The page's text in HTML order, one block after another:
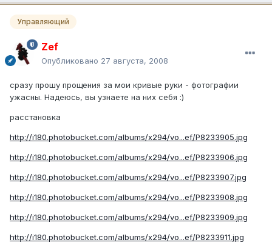
Управляющий
Zef
Опубликовано 27 августа, 2008
сразу прошу прощения за мои кривые руки - фотографии
ужасны. Надеюсь, вы узнаете на них себя :)
расстановка
http://i180.photobucket.com/albums/x294/vo...ef/P8233905.jpg
http://i180.photobucket.com/albums/x294/vo...ef/P8233906.jpg
http://i180.photobucket.com/albums/x294/vo...ef/P8233907.jpg
http://i180.photobucket.com/albums/x294/vo...ef/P8233908.jpg
http://i180.photobucket.com/albums/x294/vo...ef/P8233909.jpg
http://i180.photobucket.com/albums/x294/vo...ef/P8233911.jpg